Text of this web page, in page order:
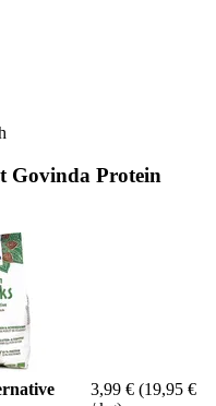
Govinda Protein
3,99 € (19,95 €